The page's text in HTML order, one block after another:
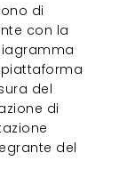
di
con la
piattaforma
del
di
del